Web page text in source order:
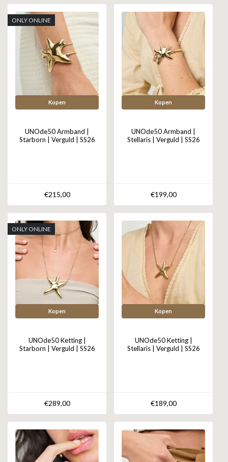
ONLY ONLINE
Kopen
UNOde50 Armband |
Starborn | Verguld | SS26
€215,00
Kopen
UNOde50 Armband |
Stellaris | Verguld | SS26
€199,00
ONLY ONLINE
Kopen
UNOde50 Ketting |
Starborn | Verguld | SS26
€289,00
Kopen
UNOde50 Ketting |
Stellaris | Verguld | SS26
€189,00